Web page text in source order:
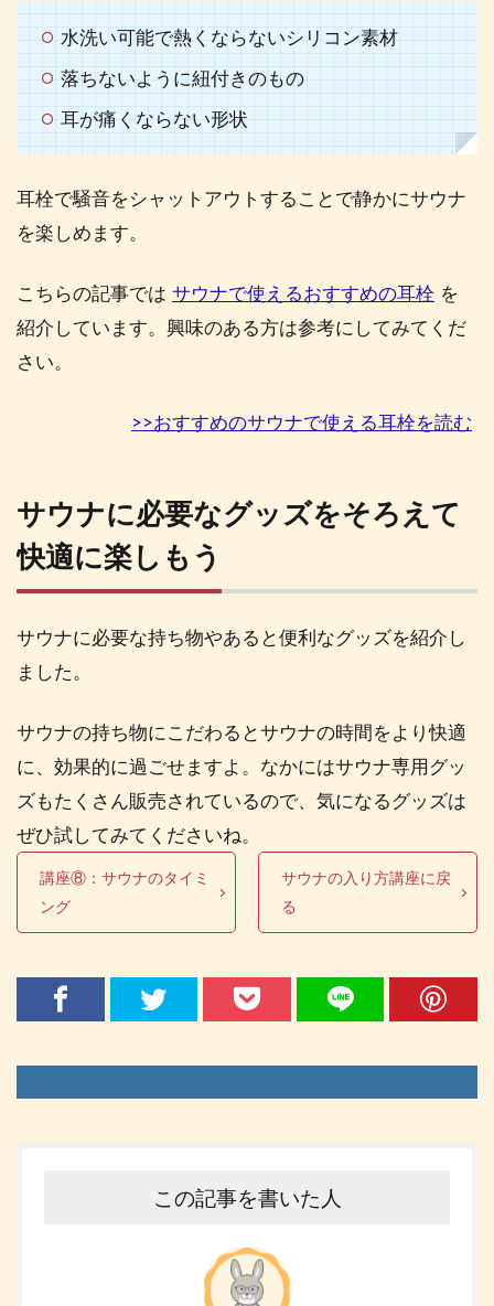
水洗い可能で熱くならないシリコン素材
落ちないように紐付きのもの
耳が痛くならない形状
耳栓で騒音をシャットアウトすることで静かにサウナ
を楽しめます。
こちらの記事では サウナで使えるおすすめの耳栓 を
紹介しています。興味のある方は参考にしてみてくだ
さい。
>>おすすめのサウナで使える耳栓を読む
サウナに必要なグッズをそろえて
快適に楽しもう
サウナに必要な持ち物やあると便利なグッズを紹介し
ました。
サウナの持ち物にこだわるとサウナの時間をより快適
に、効果的に過ごせますよ。なかにはサウナ専用グッ
ズもたくさん販売されているので、気になるグッズは
ぜひ試してみてくださいね。
講座⑧：サウナのタイミ
ング
サウナの入り方講座に戻
る
この記事を書いた人